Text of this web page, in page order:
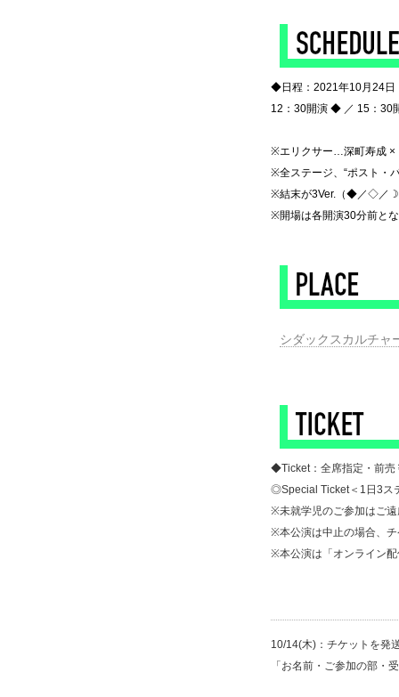
◆日程：2021年10月24
12：30開演 ◆ ／ 15：
※エリクサー…深町寿成 ×
※全ステージ、“ポスト・
※結末が3Ver.（◆／◇／☽
※開場は各開演30分前と
シダックスカルチャ
◆Ticket：全席指定・前売
◎Special Ticket＜1日3ス
※未就学児のご参加はご
※本公演は中止の場合、
※本公演は「オンライン
10/14(木)：チケットを発
「お名前・ご参加の部・